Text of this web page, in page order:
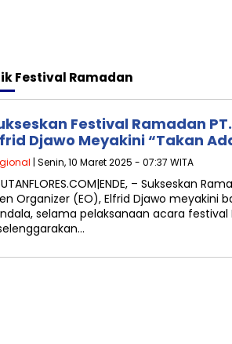
Festival Ramadan
Festival Ramadan
Djawo Meyakini “Takan
| Senin, 10 Maret 2025 - 07:37 WITA
– Sukseskan
Organizer (EO), Elfrid Djawo meyakini
selama pelaksanaan acara